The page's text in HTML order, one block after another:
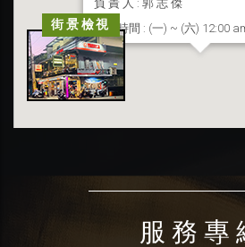
街景檢視
負 責 人 : 郭 志 傑
營業時間 : (一) ~ (六) 12:00
聯絡地址 : 基隆市信義區東信
服 務 專